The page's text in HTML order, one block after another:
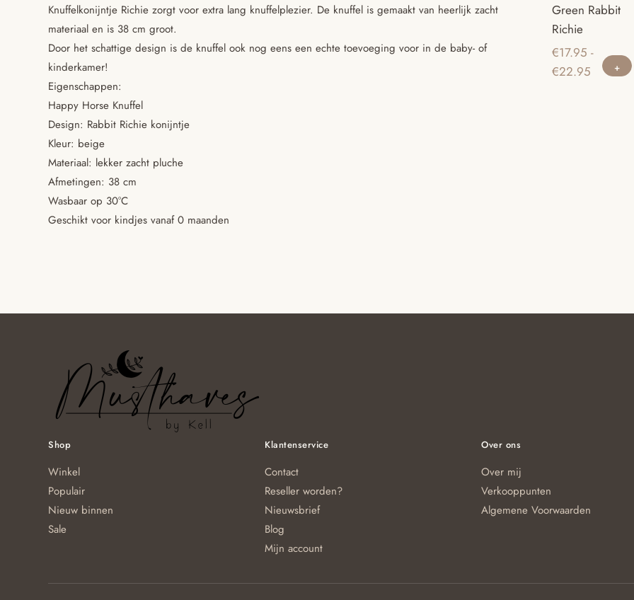
Knuffelkonijntje Richie zorgt voor extra lang knuffelplezier. De knuffel is gemaakt van heerlijk zacht
materiaal en is 38 cm groot.
Door het schattige design is de knuffel ook nog eens een echte toevoeging voor in de baby- of
kinderkamer!
Eigenschappen:
Happy Horse Knuffel
Design: Rabbit Richie konijntje
Kleur: beige
Materiaal: lekker zacht pluche
Afmetingen: 38 cm
Wasbaar op 30°C
Geschikt voor kindjes vanaf 0 maanden
Green Rabbit
Richie
€17.95 -
€22.95
Shop
Winkel
Populair
Nieuw binnen
Sale
Klantenservice
Contact
Reseller worden?
Nieuwsbrief
Blog
Mijn account
Over ons
Over mij
Verkooppunten
Algemene Voorwaarden